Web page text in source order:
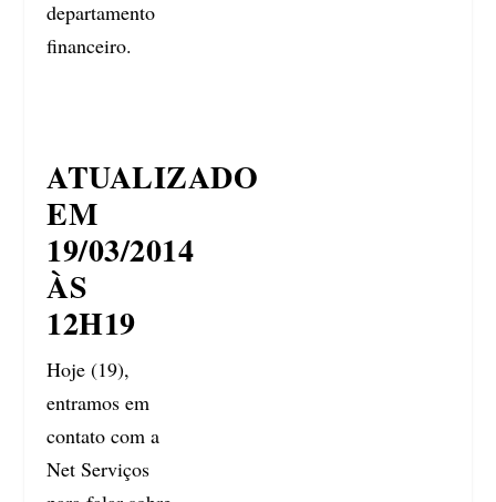
departamento
financeiro.
ATUALIZADO
EM
19/03/2014
ÀS
12H19
Hoje (19),
entramos em
contato com a
Net Serviços